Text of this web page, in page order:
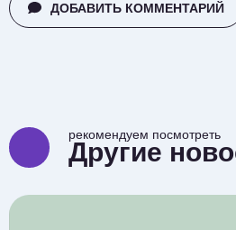
ДОБАВИТЬ КОММЕНТАРИЙ
рекомендуем посмотреть
Другие